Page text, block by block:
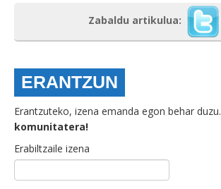
Zabaldu artikulua:
ERANTZUN
Erantzuteko, izena emanda egon behar duzu.
komunitatera!
Erabiltzaile izena